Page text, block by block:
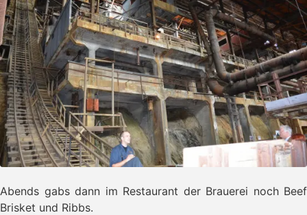
Abends gabs dann im Restaurant der Brauerei noch Beef
Brisket und Ribbs.